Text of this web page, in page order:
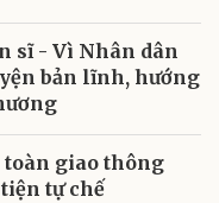
sĩ - Vì Nhân dân
bản lĩnh, hướng
giao thông
tự chế